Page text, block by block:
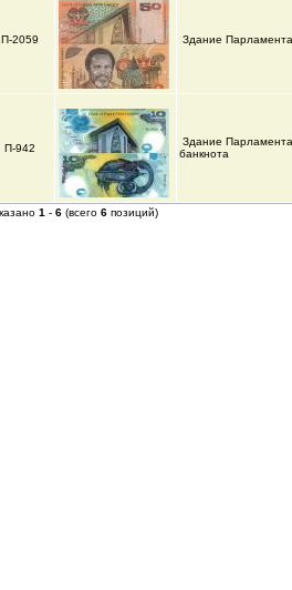
П-2059 Здание
П-942
Здание
банкнота
1 - 6 (всего 6 позиций)